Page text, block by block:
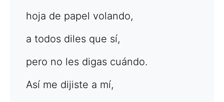
hoja de papel volando,
a todos diles que sí,
pero no les digas cuándo.
Así me dijiste a mí,